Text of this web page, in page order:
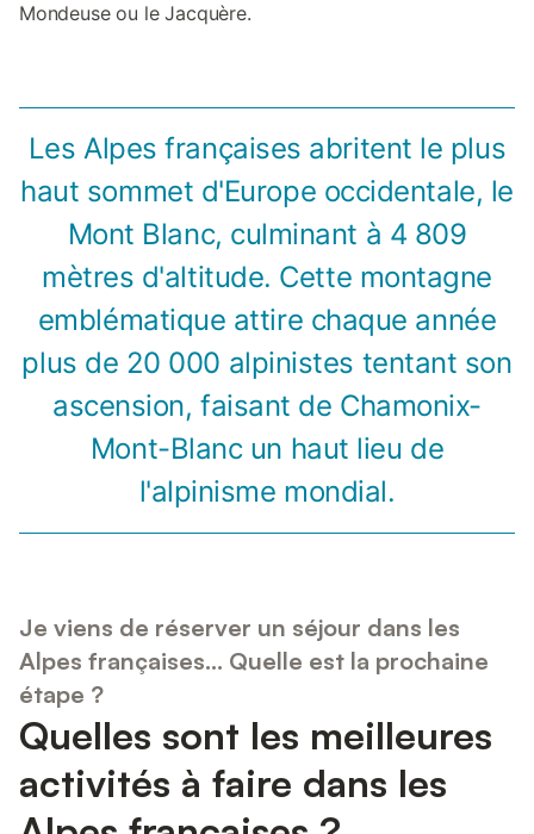
Mondeuse ou le Jacquère.
Les Alpes françaises abritent le plus
haut sommet d'Europe occidentale, le
Mont Blanc, culminant à 4 809
mètres d'altitude. Cette montagne
emblématique attire chaque année
plus de 20 000 alpinistes tentant son
ascension, faisant de Chamonix-
Mont-Blanc un haut lieu de
l'alpinisme mondial.
Je viens de réserver un séjour dans les
Alpes françaises... Quelle est la prochaine
étape ?
Quelles sont les meilleures
activités à faire dans les